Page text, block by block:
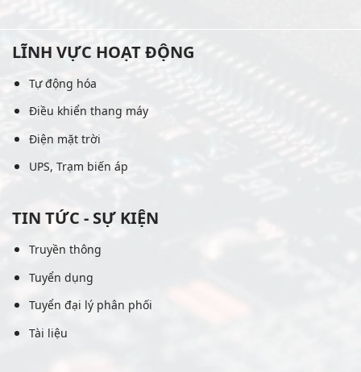
LĨNH VỰC HOẠT ĐỘNG
Tự động hóa
Điều khiển thang máy
Điện mặt trời
UPS, Trạm biến áp
TIN TỨC - SỰ KIỆN
Truyền thông
Tuyển dụng
Tuyển đại lý phân phối
Tài liệu